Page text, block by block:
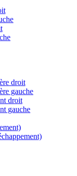
droit
gauche
droit
gauche